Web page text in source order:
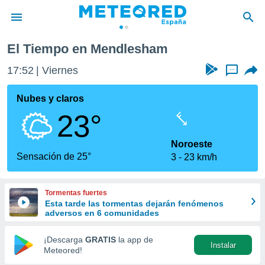
de
por
que se
calidad.
a este
las
y
forma
digital
basada
El Tiempo en Mendlesham
17:52 Viernes ...
Nubes y claros
23°
Sensación de 25°
Noroeste
3
23 km/h
Tormentas fuertes
Esta tarde las tormentas dejarán fenómenos
adversos en 6 comunidades
¡Descarga GRATIS la app de
Meteored!
Instalar